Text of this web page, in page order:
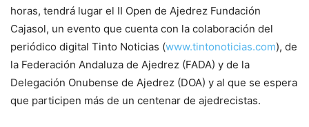
horas, tendrá lugar el II Open de Ajedrez Fundación
Cajasol, un evento que cuenta con la colaboración del
periódico digital Tinto Noticias (www.tintonoticias.com), de
la Federación Andaluza de Ajedrez (FADA) y de la
Delegación Onubense de Ajedrez (DOA) y al que se espera
que participen más de un centenar de ajedrecistas.